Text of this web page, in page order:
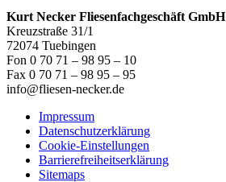
Kurt Necker Fliesenfachgeschäft GmbH
Kreuzstraße 31/1
72074 Tuebingen
Fon 0 70 71 – 98 95 – 10
Fax 0 70 71 – 98 95 – 95
info@fliesen-necker.de
Impressum
Datenschutzerklärung
Cookie-Einstellungen
Barrierefreiheitserklärung
Sitemaps